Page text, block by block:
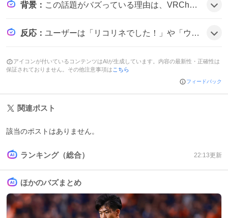
背景 ： この話題がバズっている理由は、VRChatユーザーが自分の性格診断結果をシェアすることで、似た結果同士の交流や共感が広がりやすくなったことと、結果名が個性的でツイートが目を引くため、自然と拡散されたようだ。
反応 ： ユーザーは「リコリネでした！」や「ウズルハでした！」と結果を報告し、「キプフェルでした！」と驚きの声も。「イオ・ドラゴニュートでした！」と珍しい結果に笑いが広がる様子だ。
アイコンが付いているコンテンツはAIが生成しています。内容の最新性・正確性は
保証されておりません。その他注意事項は こちら
フィードバック
関連ポスト
該当のポストはありません。
ランキング（総合） 22:13更新
ほかのバズまとめ